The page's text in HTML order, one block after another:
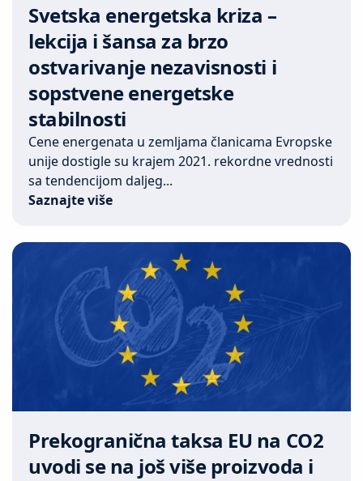
Svetska energetska kriza –
lekcija i šansa za brzo
ostvarivanje nezavisnosti i
sopstvene energetske
stabilnosti
Cene energenata u zemljama članicama Evropske
unije dostigle su krajem 2021. rekordne vrednosti
sa tendencijom daljeg...
Saznajte više
Prekogranična taksa EU na CO2
uvodi se na još više proizvoda i